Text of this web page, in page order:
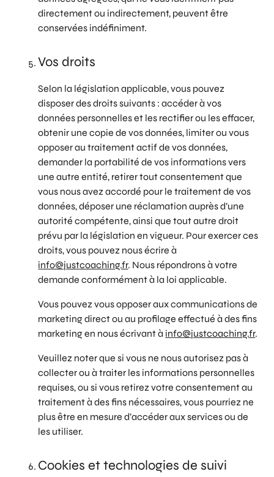
directement ou indirectement, peuvent être
conservées indéfiniment.
Vos droits
Selon la législation applicable, vous pouvez
disposer des droits suivants : accéder à vos
données personnelles et les rectifier ou les effacer,
obtenir une copie de vos données, limiter ou vous
opposer au traitement actif de vos données,
demander la portabilité de vos informations vers
une autre entité, retirer tout consentement que
vous nous avez accordé pour le traitement de vos
données, déposer une réclamation auprès d’une
autorité compétente, ainsi que tout autre droit
prévu par la législation en vigueur. Pour exercer ces
droits, vous pouvez nous écrire à
info@justcoaching.fr. Nous répondrons à votre
demande conformément à la loi applicable.
Vous pouvez vous opposer aux communications de
marketing direct ou au profilage effectué à des fins
marketing en nous écrivant à info@justcoaching.fr.
Veuillez noter que si vous ne nous autorisez pas à
collecter ou à traiter les informations personnelles
requises, ou si vous retirez votre consentement au
traitement à des fins nécessaires, vous pourriez ne
plus être en mesure d’accéder aux services ou de
les utiliser.
Cookies et technologies de suivi